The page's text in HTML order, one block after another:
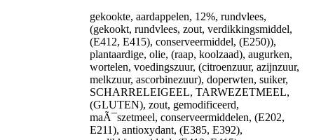
gekookte, aardappelen, 12%, rundvlees,
(gekookt, rundvlees, zout, verdikkingsmiddel,
(E412, E415), conserveermiddel, (E250)),
plantaardige, olie, (raap, koolzaad), augurken,
wortelen, voedingszuur, (citroenzuur, azijnzuur,
melkzuur, ascorbinezuur), doperwten, suiker,
SCHARRELEIGEEL, TARWEZETMEEL,
(GLUTEN), zout, gemodificeerd,
maÃ¯szetmeel, conserveermiddelen, (E202,
E211), antioxydant, (E385, E392),